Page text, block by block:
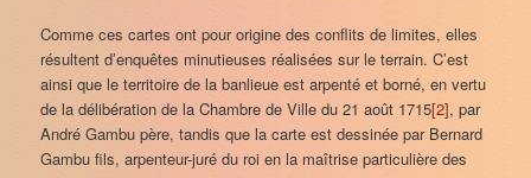
Comme ces cartes ont pour origine des conflits de limites, elles
résultent d’enquêtes minutieuses réalisées sur le terrain. C’est
ainsi que le territoire de la banlieue est arpenté et borné, en vertu
de la délibération de la Chambre de Ville du 21 août 1715[2], par
André Gambu père, tandis que la carte est dessinée par Bernard
Gambu fils, arpenteur-juré du roi en la maîtrise particulière des